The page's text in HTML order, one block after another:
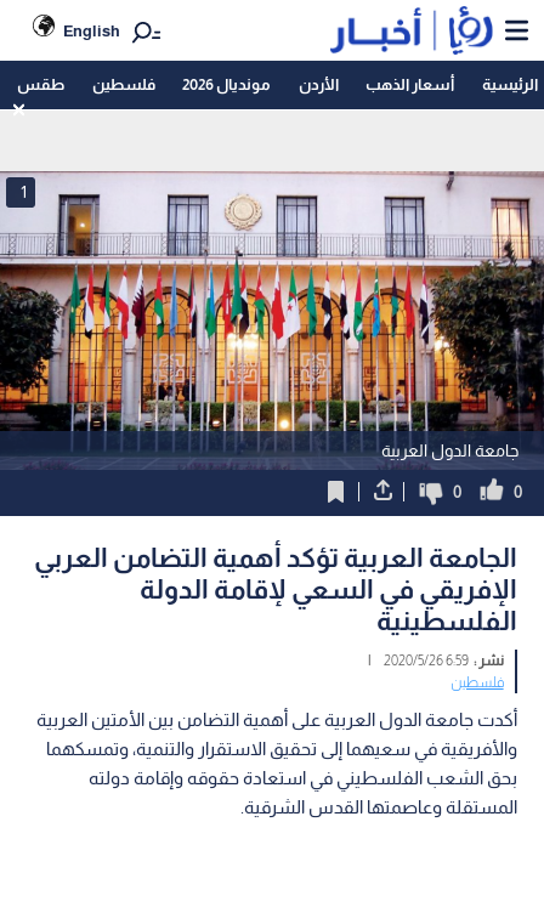
English
الرئيسية أسعار الذهب الأردن مونديال 2026 فلسطين طقس
جامعة الدول العربية
1
0
0
الجامعة العربية تؤكد أهمية التضامن العربي
الإفريقي في السعي لإقامة الدولة
الفلسطينية
نشر :6:59 2020/5/26
|
فلسطين
أكدت جامعة الدول العربية على أهمية التضامن بين الأمتين العربية
والأفريقية في سعيهما إلى تحقيق الاستقرار والتنمية، وتمسكهما
بحق الشعب الفلسطيني في استعادة حقوقه وإقامة دولته
المستقلة وعاصمتها القدس الشرقية.